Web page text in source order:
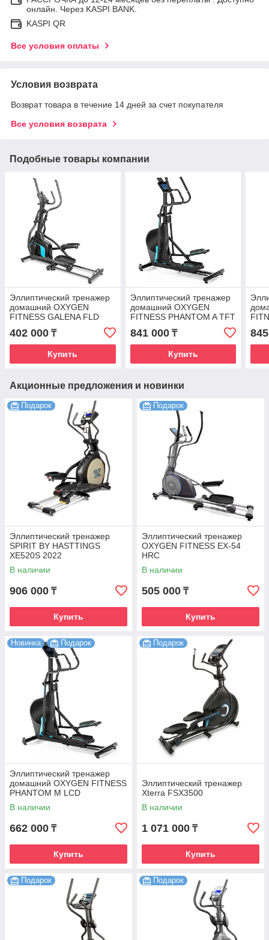
онлайн. Через KASPI BANK.
KASPI QR
Все условия оплаты
Условия возврата
Возврат товара в течение 14 дней за счет покупателя
Все условия возврата
Подобные товары компании
Эллиптический тренажер
домашний OXYGEN
FITNESS GALENA FLD
402 000 ₸
Купить
Эллиптический тренажер
домашний OXYGEN
FITNESS PHANTOM A TFT
841 000₸
Купить
Акционные предложения и новинки
Подарок
Эллиптический тренажер
SPIRIT BY HASTTINGS
XE520S 2022
В наличии
906 000 ₸
Купить
Подарок
Эллиптический тренажер
OXYGEN FITNESS EX-54
HRC
В наличии
505 000 ₸
Купить
Новинка Подарок
Эллиптический тренажер
домашний OXYGEN FITNESS
PHANTOM M LCD
В наличии
662 000 ₸
Купить
Подарок
Эллиптический тренажер
Xterra FSX3500
В наличии
1 071 000 ₸
Купить
Подарок Подарок